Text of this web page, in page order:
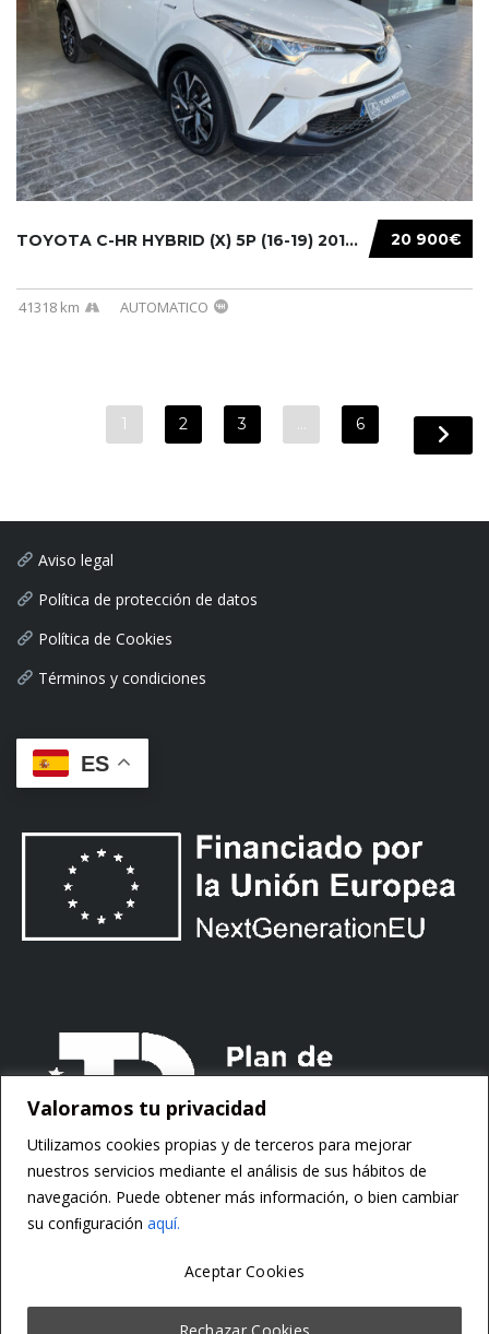
Valoramos tu privacidad
Utilizamos cookies propias y de terceros para mejorar
nuestros servicios mediante el análisis de sus hábitos de
navegación. Puede obtener más información, o bien cambiar
su conﬁguración aquí.
Rechazar Cookies
Aceptar Cookies
20 900€
TOYOTA C-HR HYBRID (X) 5P (16-19) 2019...
41318 km AUTOMATICO
1 2 3 … 6
Aviso legal
Política de protección de datos
Política de Cookies
Términos y condiciones
ES